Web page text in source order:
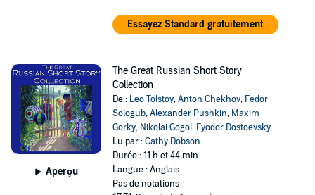
Essayez Standard gratuitement
Aperçu
The Great Russian Short Story
Collection
De : Leo Tolstoy,Anton Chekhov, Fedor
Sologub,Alexander Pushkin, Maxim
Gorky, Nikolai Gogol, Fyodor Dostoevsky
Lu par :Cathy Dobson
Durée : 11 h et 44 min
Langue : Anglais
Pas de notations